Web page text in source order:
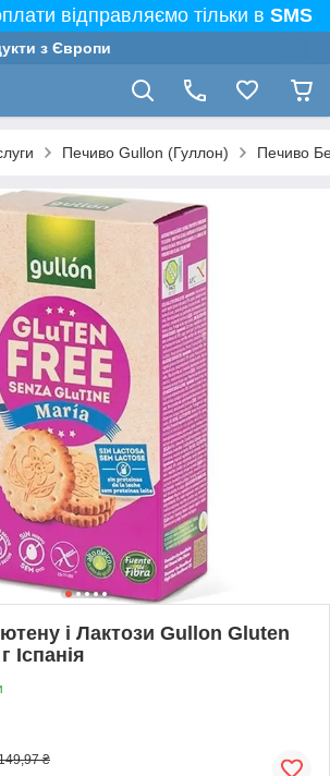
відправляємо тільки в SMS
з Європи
Печиво Gullon (Гуллон) Печиво
і Лактози Gullon Gluten
Іспанія
₴